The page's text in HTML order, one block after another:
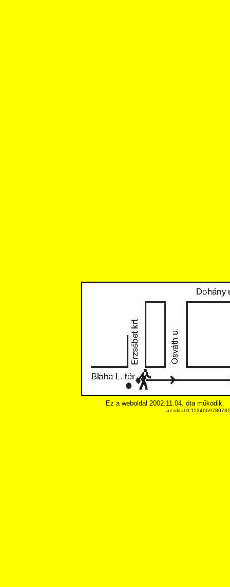
Ez a weboldal 2002.11.04. óta működik.
az oldal